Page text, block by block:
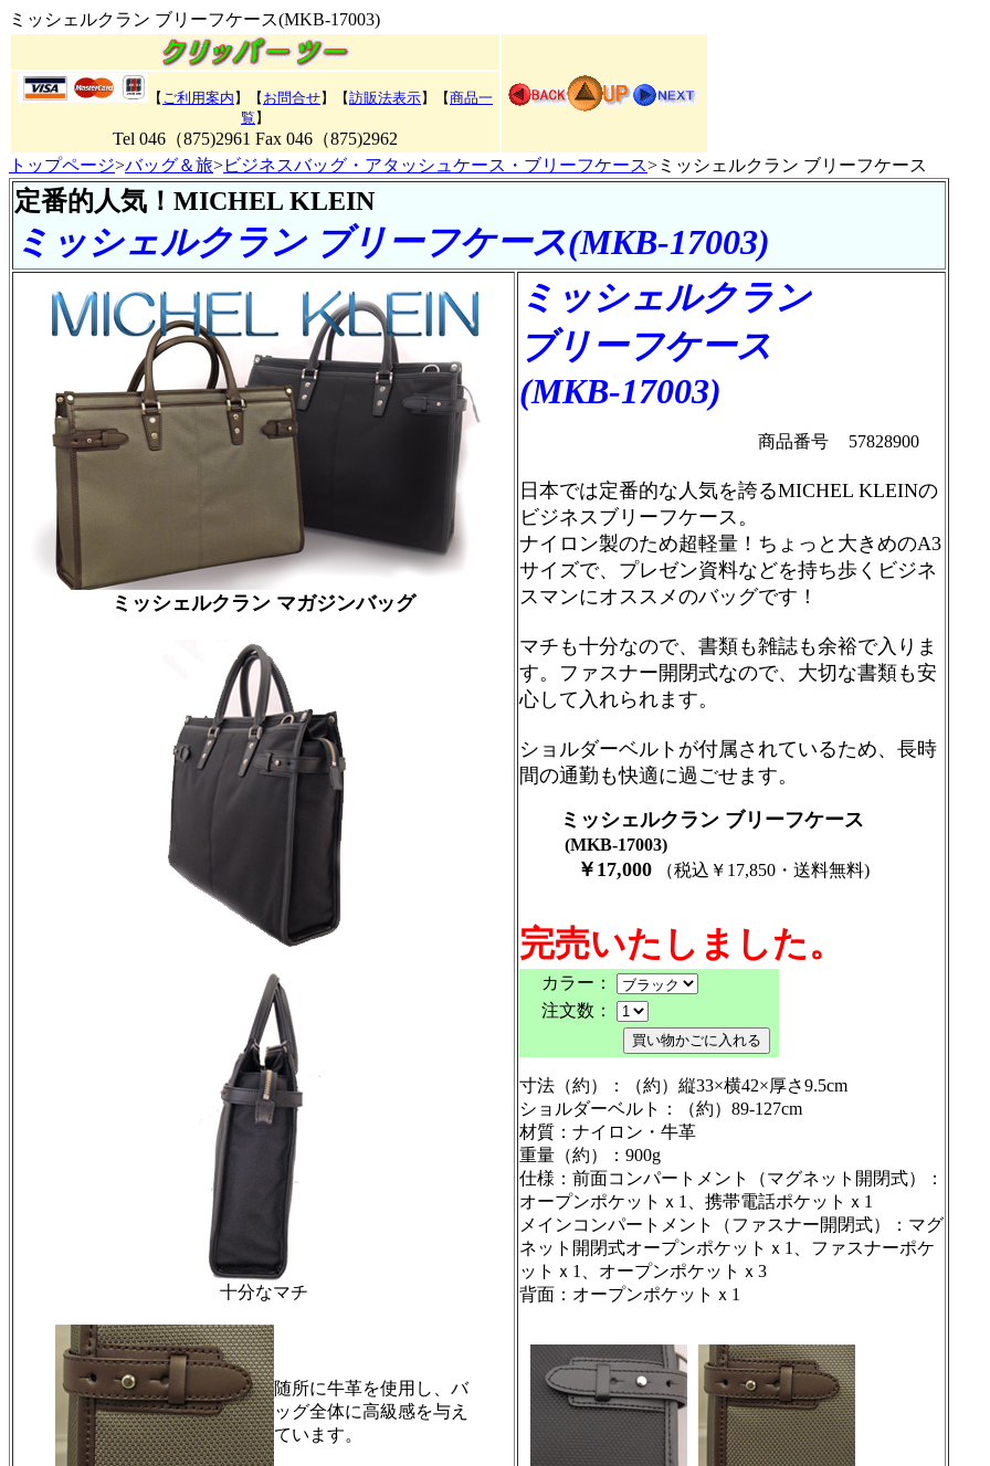
ミッシェルクラン ブリーフケース(MKB-17003)
【 ご利用案内 】【 お問合せ】【訪販法表示】【商品一
覧 】
Tel 046（875)2961 Fax 046（875)2962
トップページ>バッグ＆旅>ビジネスバッグ・アタッシュケース・ブリーフケース>ミッシェルクラン ブリーフケース
定番的人気！MICHEL KLEIN
ミッシェルクラン ブリーフケース(MKB-17003)
ミッシェルクラン マガジンバッグ
十分なマチ
随所に牛革を使用し、バ
ッグ全体に高級感を与え
ています。
ミッシェルクラン
ブリーフケース
(MKB-17003)
商品番号 57828900
日本では定番的な人気を誇るMICHEL KLEINの
ビジネスブリーフケース。
ナイロン製のため超軽量！ちょっと大きめのA3
サイズで、プレゼン資料などを持ち歩くビジネ
スマンにオススメのバッグです！
マチも十分なので、書類も雑誌も余裕で入りま
す。ファスナー開閉式なので、大切な書類も安
心して入れられます。
ショルダーベルトが付属されているため、長時
間の通勤も快適に過ごせます。
ミッシェルクラン ブリーフケース
(MKB-17003)
￥17,000 （税込￥17,850・送料無料)
完売いたしました。
カラー：
注文数：
寸法（約）：（約）縦33×横42×厚さ9.5cm
ショルダーベルト：（約）89-127cm
材質：ナイロン・牛革
重量（約）：900g
仕様：前面コンパートメント（マグネット開閉式）：
オープンポケットｘ1、携帯電話ポケットｘ1
メインコンパートメント（ファスナー開閉式）：マグ
ネット開閉式オープンポケットｘ1、ファスナーポケ
ットｘ1、オープンポケットｘ3
背面：オープンポケットｘ1